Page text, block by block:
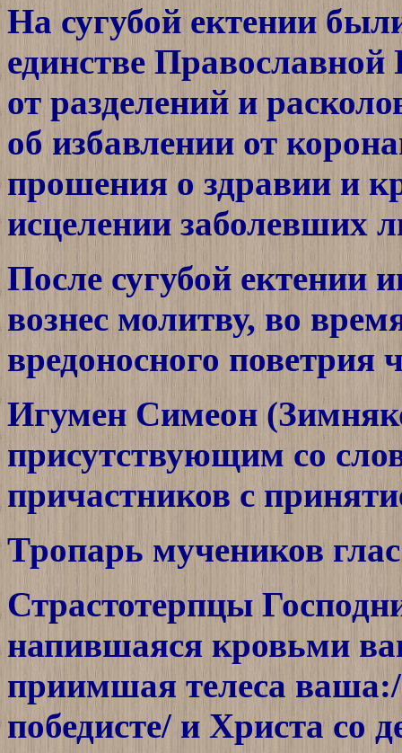
На сугубой ектении
единстве
от разделений и
об избавлении от
прошения о здравии и
исцелении заболевших
После сугубой ектении
вознес молитву, во
вредоносного поветрия
Игумен Симеон
присутствующим со
причастников с
Тропарь мучеников
Страстотерпцы
напившаяся кровьми
приимшая телеса ваша:/
победисте/ и Христа со